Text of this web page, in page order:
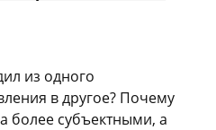
из одного
в другое? Почему
более субъектными, а